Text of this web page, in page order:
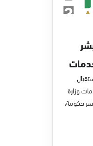
أبشر 2023" لاستقبال
وزارة
حكومة،